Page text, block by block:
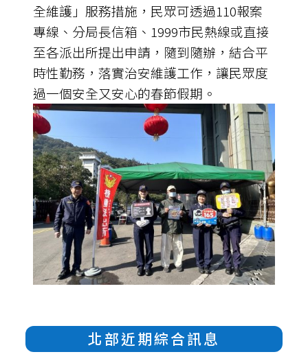
全維護」服務措施，民眾可透過110報案
專線、分局長信箱、1999市民熱線或直接
至各派出所提出申請，隨到隨辦，結合平
時性勤務，落實治安維護工作，讓民眾度
過一個安全又安心的春節假期。
北部近期綜合訊息